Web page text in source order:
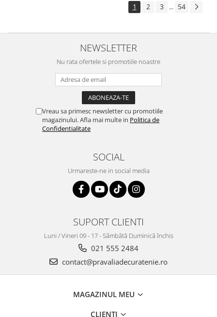
1 2 3 ... 54
NEWSLETTER
Nu rata ofertele si promotiile noastre
Vreau sa primesc newsletter cu promotiile
magazinului. Afla mai multe in Politica de
Confidentialitate
SOCIAL
Urmareste-ne in social media
SUPORT CLIENTI
Luni / Vineri 09 - 17 - Sâmbătă Duminică închis
021 555 2484
contact@pravaliadecuratenie.ro
MAGAZINUL MEU
CLIENTI